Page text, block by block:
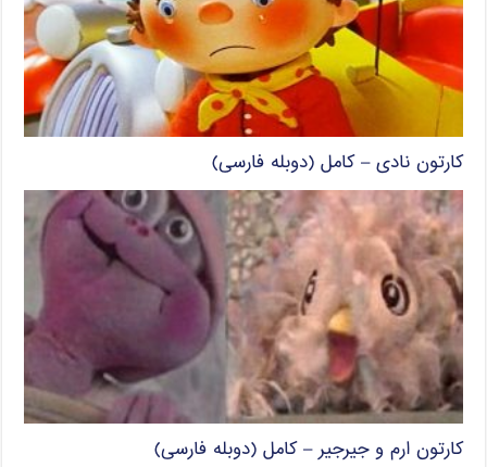
کارتون نادی – کامل (دوبله فارسی)
کارتون ارم و جیرجیر – کامل (دوبله فارسی)